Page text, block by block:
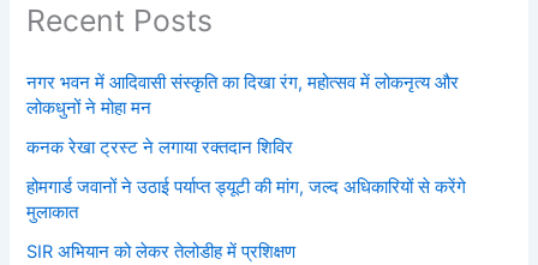
Recent Posts
नगर भवन में आदिवासी संस्कृति का दिखा रंग, महोत्सव में लोकनृत्य और
लोकधुनों ने मोहा मन
कनक रेखा ट्रस्ट ने लगाया रक्तदान शिविर
होमगार्ड जवानों ने उठाई पर्याप्त ड्यूटी की मांग, जल्द अधिकारियों से करेंगे
मुलाकात
SIR अभियान को लेकर तेलोडीह में प्रशिक्षण